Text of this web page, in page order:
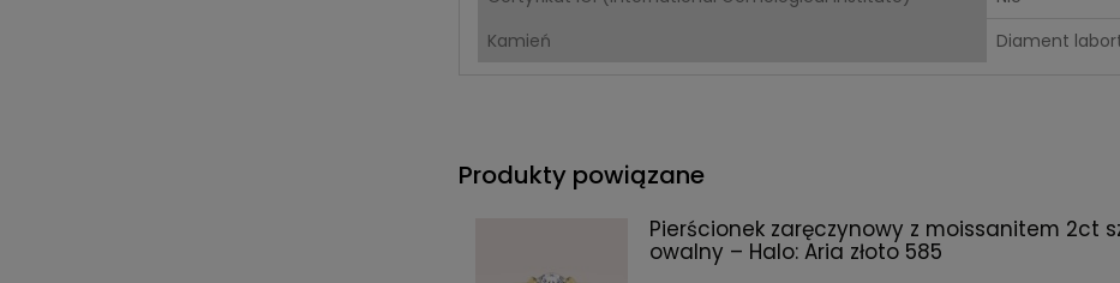
Kamień
Diament
Produkty powiązane
Pierścionek zaręczynowy z moissanitem 2ct
owalny – Halo: Aria złoto 585